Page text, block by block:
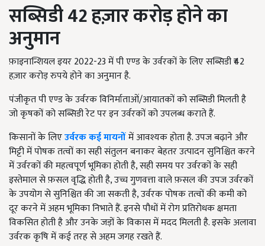
सब्सिडी42 हज़ार करोड़ होने का
अनुमान
फ़ाइनान्शियल इयर 2022-23 में पी एण्ड के उर्वरकों के लिए सब्सिडी ₹42
हज़ार करोड़ रुपये होने का अनुमान है.
पंजीकृत पी एण्ड के उर्वरक विनिर्माताओं/आयातकों को सब्सिडी मिलती है
जो कृषकों को सब्सिडी रेट पर इन उर्वरकों को उपलब्ध कराते हैं.
किसानों के लिएउर्वरक कई मायनोंमें आवश्यक होता है. उपज बढ़ाने और
मिट्टी में पोषक तत्वों का सही संतुलन बनाकर बेहतर उत्पादन सुनिश्चित करने
में उर्वरकों की महत्वपूर्ण भूमिका होती है, सही समय पर उर्वरकों के सही
इस्तेमाल से फ़सल वृद्धि होती है, उच्च गुणवत्ता वाले फ़सल की उपज उर्वरकों
के उपयोग से सुनिश्चित की जा सकती है, उर्वरक पोषक तत्वों की कमी को
दूर करने में अहम भूमिका निभाते हैं. इनसे पौधों में रोग प्रतिरोधक क्षमता
विकसित होती है और उनके जड़ों के विकास में मदद मिलती है. इसके अलावा
उर्वरक कृषि में कई तरह से अहम जगह रखते हैं.